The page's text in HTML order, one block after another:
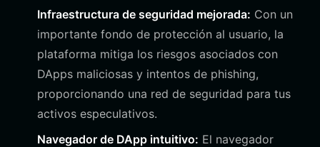
Infraestructura de seguridad mejorada: Con un
importante fondo de protección al usuario, la
plataforma mitiga los riesgos asociados con
DApps maliciosas y intentos de phishing,
proporcionando una red de seguridad para tus
activos especulativos.
Navegador de DApp intuitivo: El navegador